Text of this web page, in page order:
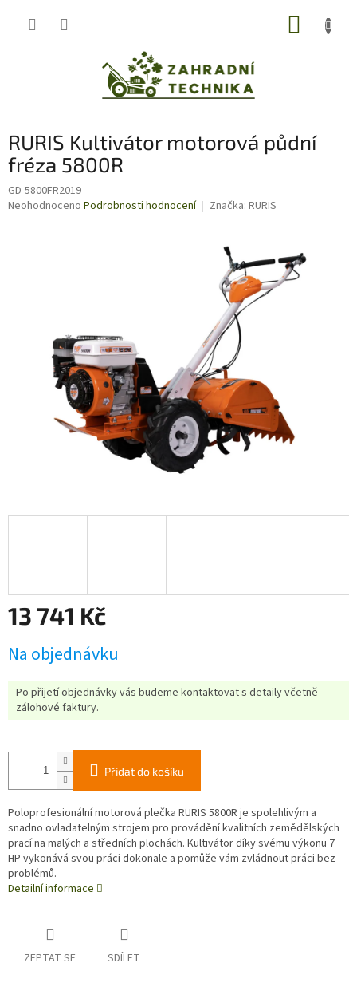
RURIS Kultivátor motorová půdní
fréza 5800R
GD-5800FR2019
Průměrné
Neohodnoceno Podrobnosti hodnocení Značka: RURIS
13 741 Kč
cena:
Na objednávku
Po přijetí objednávky vás budeme kontaktovat s detaily včetně
zálohové faktury.
Přidat do košíku
Poloprofesionální motorová plečka RURIS 5800R je spolehlivým a
snadno ovladatelným strojem pro provádění kvalitních zemědělských
prací na malých a středních plochách. Kultivátor díky svému výkonu 7
HP vykonává svou práci dokonale a pomůže vám zvládnout práci bez
problémů.
Detailní informace
ZEPTAT SE SDÍLET